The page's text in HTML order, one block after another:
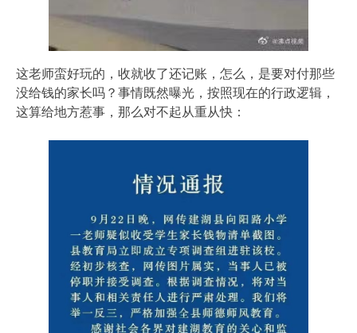
这老师蛮好玩的，收就收了还记账，怎么，是要对付那些
没给钱的家长吗？事情既然曝光，按照现在的行政逻辑，
这算给地方惹事，那么对不起从重从快：